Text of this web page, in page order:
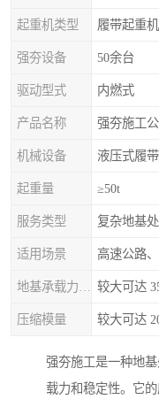
起重机类型 履带起重机
强夯设备 50余台
驱动型式 内燃式
产品名称 强夯施工公
机械设备 液压式履
起重量 ≥50t
服务类型 复杂地基
适用场景 高速公路
较大可达
压缩模量 较大可达
强夯施工是一种地
载力和稳定性。它